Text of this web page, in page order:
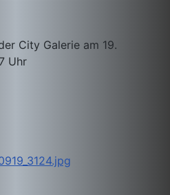
City Galerie am 19.
Uhr